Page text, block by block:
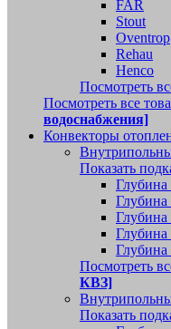
FAR
Stout
Oventrop
Rehau
Henco
Посмотреть
Посмотреть все
водоснабжения]
Конвекторы
Показать
Посмотреть
КВЗ]
Показать